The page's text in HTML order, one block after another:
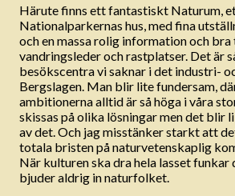
Härute finns ett fantastiskt Naturum,
Nationalparkernas hus, med fina
och en massa rolig information och bra
vandringsleder och rastplatser. Det är
besökscentra vi saknar i det industri-
Bergslagen. Man blir lite fundersam,
ambitionerna alltid är så höga i våra
skissas på olika lösningar men det blir
av det. Och jag misstänker starkt att
totala bristen på naturvetenskaplig
När kulturen ska dra hela lasset funkar
bjuder aldrig in naturfolket.